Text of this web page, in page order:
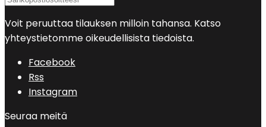
Voit peruuttaa tilauksen milloin tahansa. Katso
yhteystietomme oikeudellisista tiedoista.
Facebook
Rss
Instagram
Seuraa meitä